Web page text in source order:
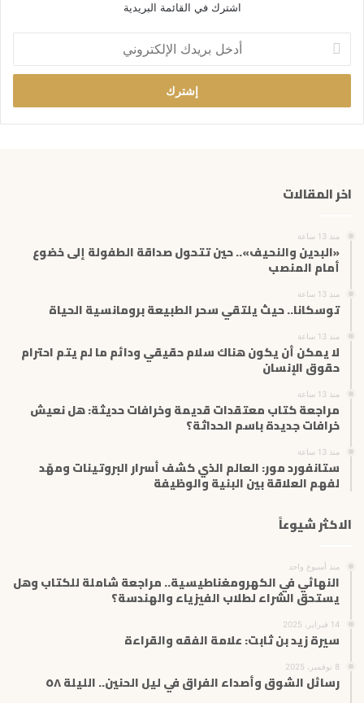
اشترك في القائمة البريدية
خ
ب
ر
ر
ن
اخر المقالات
منذ 13 ساعة
«البدين والنحيف».. حين تتحول صداقة الطفولة إلى خضوع
أمام المنصب
منذ 13 ساعة
توسكانا.. حيث يلتقي سحر الطبيعة برومانسية الحياة
منذ 13 ساعة
لا يمكن أن يكون هناك سلام حقيقي ودائم ما لم يتم احترام
حقوق الإنسان
منذ 13 ساعة
مراجعة كتاب معتقدات قديمة وخرافات حديثة: هل نعيش
خرافات جديدة باسم الحداثة؟
منذ 13 ساعة
ستانفورد مور: العالم الذي كشف أسرار البروتينات ومهّد
لفهم العلاقة بين البنية والوظيفة
الاكثر شيوعاً
منذ أسبوع واحد
النهائي في الكهرومغناطيسية.. مراجعة شاملة للكتاب وهل
يستحق الشراء لطلاب الفيزياء والهندسة؟
14 فبراير، 2025
سيرة زيد بن ثابت: علامة الفقه والقراءة
8 نوفمبر، 2025
رسائل الشوق وأصداء الفراق في ليل الحنين.. الليلة ٥٨